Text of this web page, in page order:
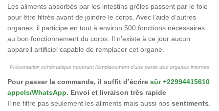
Les aliments absorbés par les intestins grêles passent par le foie
pour être filtrés avant de joindre le corps. Avec l’aide d’autres
organes, il participe en tout à environ 500 fonctions nécessaires
au bon fonctionnement du corps. Il n’existe à ce jour aucun
appareil artificiel capable de remplacer cet organe.
Présentation schématique montrant l’emplacement d’une partie des organes internes
Pour passer la commande, il suffit d’écrire sûr +22994415610
appels/WhatsApp. Envoi et livraison très rapide
Il ne filtre pas seulement les aliments mais aussi nos sentiments